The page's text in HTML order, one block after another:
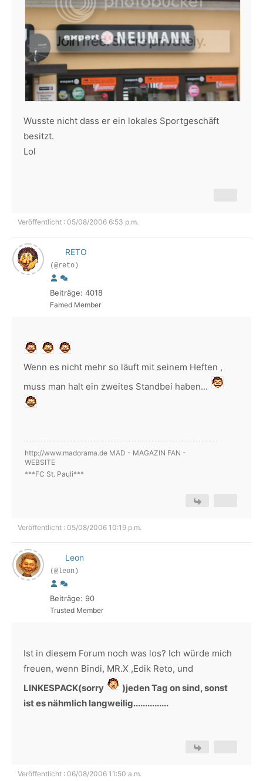
Wusste nicht dass er ein lokales Sportgeschäft
besitzt.
Lol
Veröffentlicht : 05/08/2006 6:53 p.m.
RETO
(@reto)
Beiträge: 4018
Famed Member
Wenn es nicht mehr so läuft mit seinem Heften ,
muss man halt ein zweites Standbei haben...
http://www.madorama.de MAD - MAGAZIN FAN -
WEBSITE
***FC St. Pauli***
Veröffentlicht : 05/08/2006 10:19 p.m.
Leon
(@leon)
Beiträge: 90
Trusted Member
Ist in diesem Forum noch was los? Ich würde mich
freuen, wenn Bindi, MR.X ,Edik Reto, und
LINKESPACK(sorry
)jeden Tag on sind, sonst
ist es nähmlich langweilig...............
Veröffentlicht : 06/08/2006 11:50 a.m.